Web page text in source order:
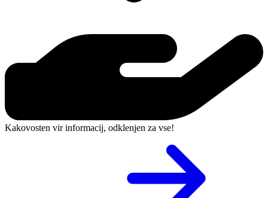
Kakovosten vir informacij, odklenjen za vse!